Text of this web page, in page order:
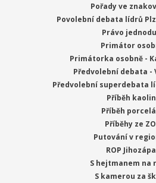
Pořady ve
Povolební debata lídrů
Právo
Primátor
Primátorka osobně -
Předvolební debata -
Předvolební superdebata
Příběh
Příběh
Příběhy ze
Putování v
ROP
S hejtmanem na
S kamerou za